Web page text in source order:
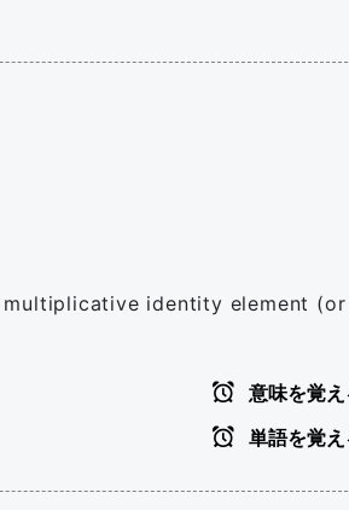
identity element
意味を覚え
単語を覚え